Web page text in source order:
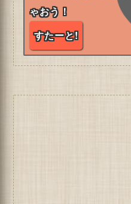
ゃおう！
すたーと!